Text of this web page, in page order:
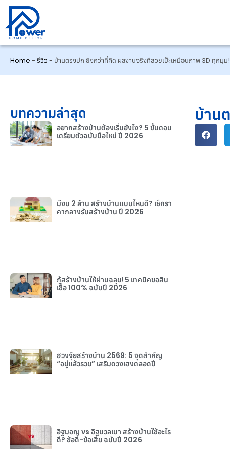
Home - รีวิว - บ้านตรงปก ยิ่งกว่าที่คิด ผลงานจริงที่สวยเป๊ะเหมือนภาพ 3D ทุกมุม!
บทความล่าสุด
อยากสร้างบ้านต้องเริ่มยังไง? 5 ขั้นตอน
เตรียมตัวฉบับมือใหม่ ปี 2026
มีงบ 2 ล้าน สร้างบ้านแบบไหนดี? เช็กรา
คากลางรับสร้างบ้าน ปี 2026
กู้สร้างบ้านให้ผ่านฉลุย! 5 เทคนิคขอสิน
เชื่อ 100% ฉบับปี 2026
ฮวงจุ้ยสร้างบ้าน 2569: 5 จุดสำคัญ
“อยู่แล้วรวย” เสริมดวงเฮงตลอดปี
อิฐมอญ vs อิฐมวลเบา สร้างบ้านใช้อะไร
ดี? ข้อดี-ข้อเสีย ฉบับปี 2026
บ้าน